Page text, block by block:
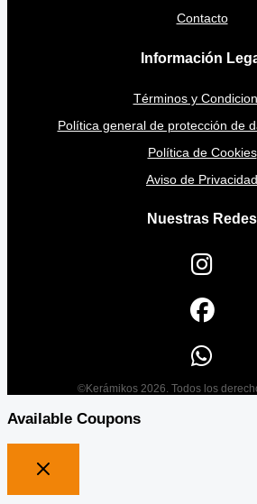
Contacto
Información
Términos y
Política general de protección de
Política de Cookies
Aviso de Privacidad
Nuestras Redes
©Kerámikos 2026. Todos los
Available Coupons